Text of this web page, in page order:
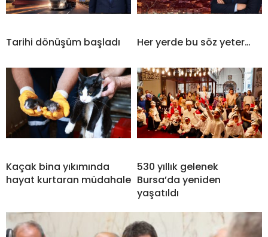
Tarihi dönüşüm başladı Her yerde bu söz yeter…
Kaçak bina yıkımında
hayat kurtaran müdahale
530 yıllık gelenek
Bursa’da yeniden
yaşatıldı